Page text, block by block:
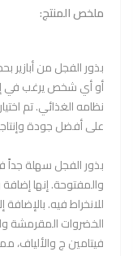
ملخص المنتج:
أو أي شخص يرغب في
نظامه الغذائي. تم
على أفضل جودة
بذور الفجل سهلة جداً
والمفتوحة. إنها
للانخراط فيه.
الخضروات المقرمشة
فيتامين ج والألياف،